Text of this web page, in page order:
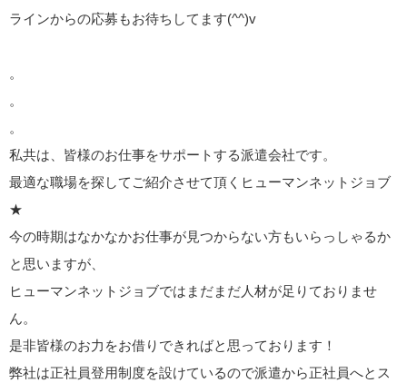
ラインからの応募もお待ちしてます(^^)v
。
。
。
私共は、皆様のお仕事をサポートする派遣会社です。
最適な職場を探してご紹介させて頂くヒューマンネットジョブ
★
今の時期はなかなかお仕事が見つからない方もいらっしゃるか
と思いますが、
ヒューマンネットジョブではまだまだ人材が足りておりませ
ん。
是非皆様のお力をお借りできればと思っております！
弊社は正社員登用制度を設けているので派遣から正社員へとス